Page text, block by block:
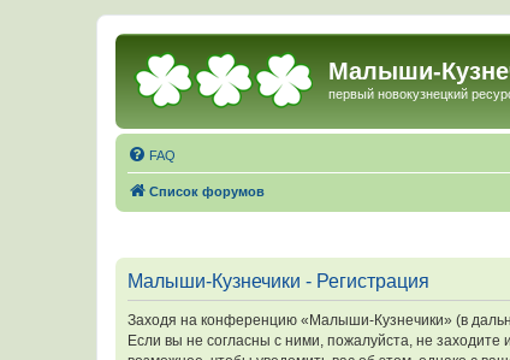
Малыши-
первый новокузнецкий
FAQ
Список форумов
Малыши-Кузнечики - Регистрация
Заходя на конференцию «Малыши-Кузнечики» (в
Если вы не согласны с ними, пожалуйста, не